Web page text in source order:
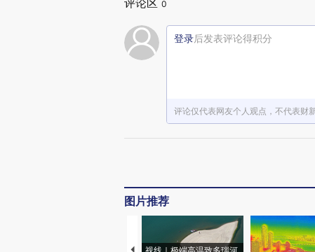
评论区 0
登录后发表评论得积分
评论仅代表网友个人观点，不代表财
图片推荐